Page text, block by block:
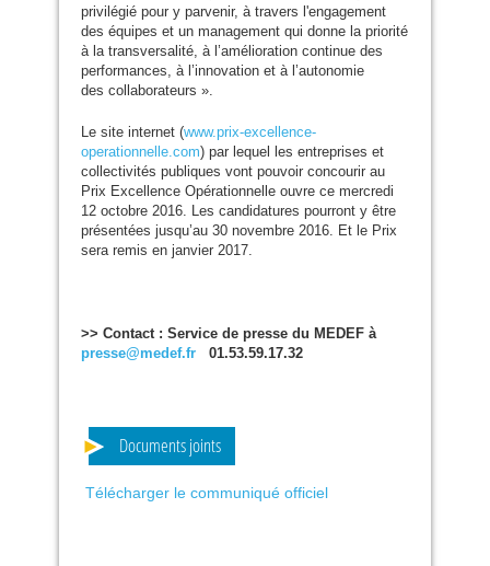
privilégié pour y parvenir, à travers l'engagement
des équipes et un management qui donne la priorité
à la transversalité, à l’amélioration continue des
performances, à l’innovation et à l’autonomie
des collaborateurs ».
Le site internet (www.prix-excellence-
operationnelle.com) par lequel les entreprises et
collectivités publiques vont pouvoir concourir au
Prix Excellence Opérationnelle ouvre ce mercredi
12 octobre 2016. Les candidatures pourront y être
présentées jusqu’au 30 novembre 2016. Et le Prix
sera remis en janvier 2017.
>> Contact : Service de presse du MEDEF à
presse@medef.fr
01.53.59.17.32
Documents joints
Télécharger le communiqué officiel